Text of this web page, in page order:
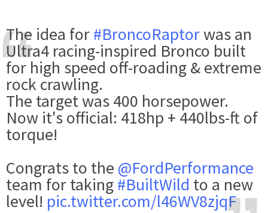
The idea for#BroncoRaptorwas an
Ultra4 racing-inspired Bronco built
for high speed off-roading & extreme
rock crawling.
The target was 400 horsepower.
Now it's official: 418hp + 440lbs-ft of
torque!
Congrats to the @FordPerformance
team for taking#BuiltWild to a new
level! pic.twitter.com/l46WV8zjqF